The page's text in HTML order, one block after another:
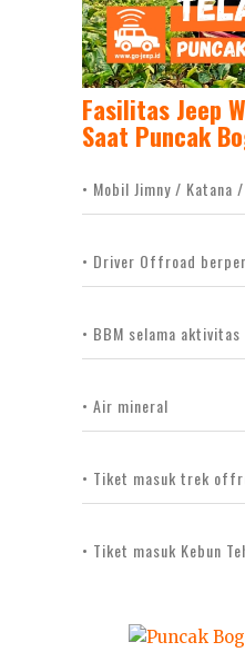
Fasilitas Jeep
Saat Puncak
• Mobil Jimny / Katana
• Driver Offroad
• BBM selama aktivitas
• Air mineral
• Tiket masuk trek
• Tiket masuk Kebun